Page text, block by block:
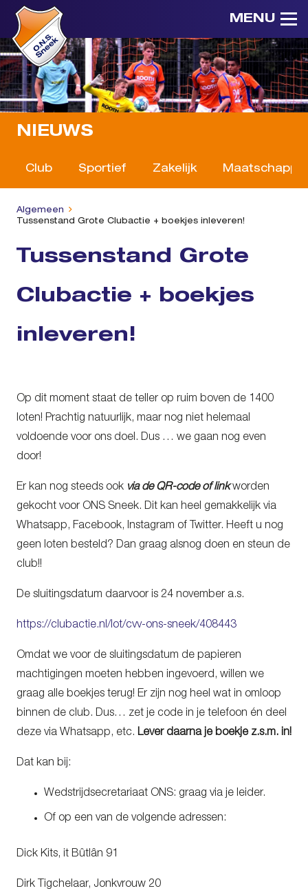
MENU
NIEUWS
Club Sportief Zakelijk
Algemeen
Tussenstand Grote Clubactie + boekjes inleveren!
Tussenstand Grote
Clubactie + boekjes
inleveren!
Op dit moment staat de teller op ruim boven de 1400
loten! Prachtig natuurlijk, maar nog niet helemaal
voldoende voor ons doel. Dus … we gaan nog even
door!
Er kan nog steeds ook via de QR-code of linkworden
gekocht voor ONS Sneek. Dit kan heel gemakkelijk via
Whatsapp, Facebook, Instagram of Twitter. Heeft u nog
geen loten besteld? Dan graag alsnog doen en steun de
club!!
De sluitingsdatum daarvoor is 24 november a.s.
https://clubactie.nl/lot/cvv-ons-sneek/408443
Omdat we voor de sluitingsdatum de papieren
machtigingen moeten hebben ingevoerd, willen we
graag alle boekjes terug! Er zijn nog heel wat in omloop
binnen de club. Dus… zet je code in je telefoon én deel
deze via Whatsapp, etc. Lever daarna je boekje z.s.m. in!
Dat kan bij:
Wedstrijdsecretariaat ONS: graag via je leider.
Of op een van de volgende adressen:
Dick Kits, it Bûtlân 91
Dirk Tigchelaar, Jonkvrouw 20